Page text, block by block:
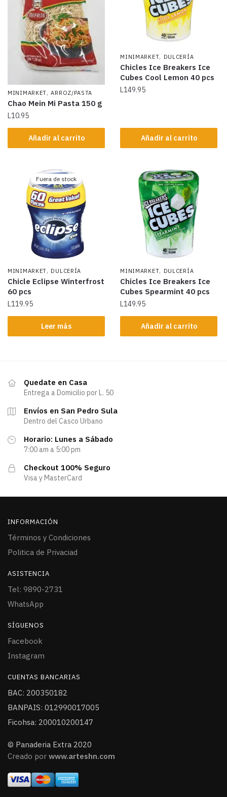
MINIMARKET,ARROZ/PASTA
Chao Mein Mi Pasta 150 g
L10.95
Añadir al carrito
MINIMARKET, DULCERÍA
Chicles Ice Breakers Ice
Cubes Cool Lemon 40 pcs
L149.95
Añadir al carrito
Fuera de stock
MINIMARKET, DULCERÍA
Chicle Eclipse Winterfrost
60 pcs
L119.95
Leer más
MINIMARKET, DULCERÍA
Chicles Ice Breakers Ice
Cubes Spearmint 40 pcs
L149.95
Añadir al carrito
Quedate en Casa
Entrega a Domicilio por L. 50
Envíos en San Pedro Sula
Dentro del Casco Urbano
Horario: Lunes a Sábado
7:00 am a 5:00 pm
Checkout 100% Seguro
Visa y MasterCard
INFORMACIÓN
Términos y Condiciones
Politica de Privaciad
ASISTENCIA
Tel: 9890-2731
WhatsApp
SÍGUENOS
Facebook
Instagram
CUENTAS BANCARIAS
BAC: 200350182
BANPAIS: 012990017005
Ficohsa: 200010200147
© Panaderia Extra 2020
Creado por www.arteshn.com